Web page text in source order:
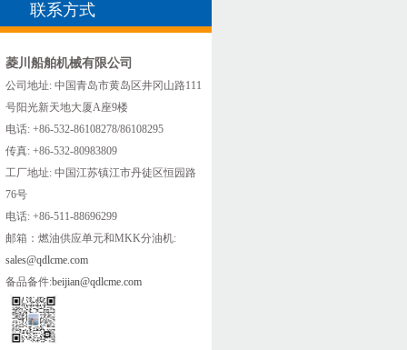
联系方式
菱川船舶机械有限公司
公司地址: 中国青岛市黄岛区井冈山路111
号阳光新天地大厦A座9楼
电话: +86-532-86108278/86108295
传真: +86-532-80983809
工厂地址: 中国江苏镇江市丹徒区恒园路
76号
电话: +86-511-88696299
邮箱：燃油供应单元和MKK分油机:
sales@qdlcme.com
备品备件:beijian@qdlcme.com